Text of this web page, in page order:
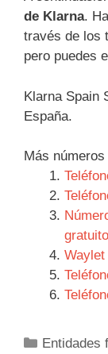
de Klarna.
través de los
pero puedes
Klarna Spain
España.
Más
gratuito
Categorías
Entidades